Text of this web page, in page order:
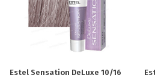
Estel Sensation DeLuxe 10/16